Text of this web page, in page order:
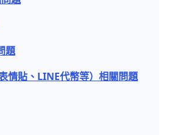
題
情貼、LINE代幣等）相關問題